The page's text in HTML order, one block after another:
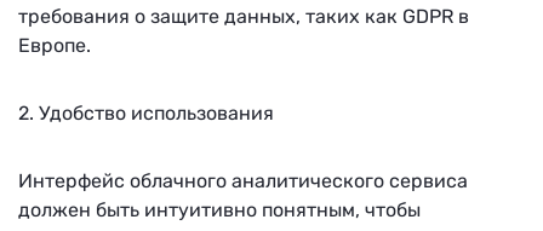
требования о защите данных, таких как GDPR в
Европе.
2. Удобство использования
Интерфейс облачного аналитического сервиса
должен быть интуитивно понятным, чтобы